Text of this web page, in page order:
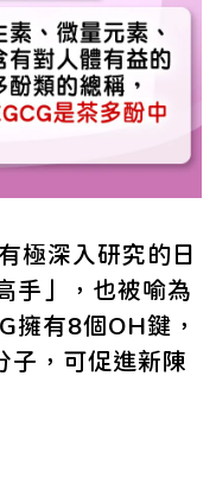
極深入研究的日
手」，也被喻為
擁有8個OH鍵，
子，可促進新陳